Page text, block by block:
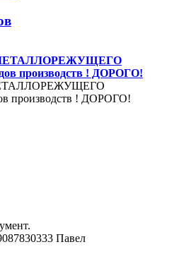
производств ! ДОРОГО!
производств ! ДОРОГО!
Павел